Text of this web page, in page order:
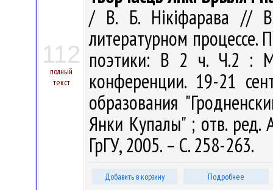
112
полный
текст
/ В. Б. Нікіфарава //
литературном процессе.
поэтики: В 2 ч. Ч.2 :
конференции. 19-21
образования
Янки Купалы" ; отв. ред.
ГрГУ, 2005. – С. 258-263.
Добавить в корзину Подробнее